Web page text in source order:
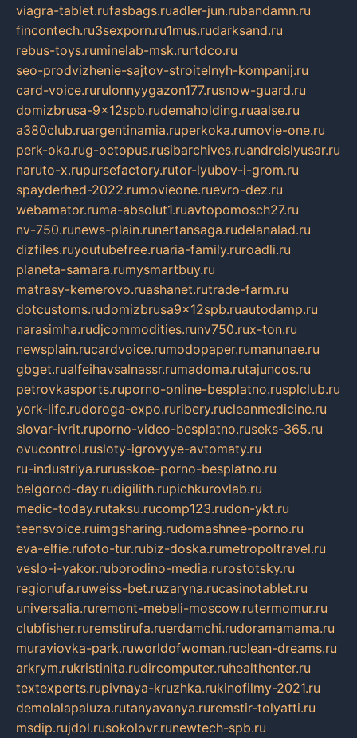
viagra-tablet.rufasbags.ruadler-jun.rubandamn.ru
fincontech.ru3sexporn.ru1mus.rudarksand.ru
rebus-toys.ruminelab-msk.rurtdco.ru
seo-prodvizhenie-sajtov-stroitelnyh-kompanij.ru
card-voice.rurulonnyygazon177.rusnow-guard.ru
domizbrusa-9x12spb.rudemaholding.ruaalse.ru
a380club.ruargentinamia.ruperkoka.rumovie-one.ru
perk-oka.rug-octopus.rusibarchives.ruandreislyusar.ru
naruto-x.rupursefactory.rutor-lyubov-i-grom.ru
spayderhed-2022.rumovieone.ruevro-dez.ru
webamator.ruma-absolut1.ruavtopomosch27.ru
nv-750.runews-plain.runertansaga.rudelanalad.ru
dizfiles.ruyoutubefree.ruaria-family.ruroadli.ru
planeta-samara.rumysmartbuy.ru
matrasy-kemerovo.ruashanet.rutrade-farm.ru
dotcustoms.rudomizbrusa9x12spb.ruautodamp.ru
narasimha.rudjcommodities.runv750.rux-ton.ru
newsplain.rucardvoice.rumodopaper.rumanunae.ru
gbget.rualfeihavsalnassr.rumadoma.rutajuncos.ru
petrovkasports.ruporno-online-besplatno.rusplclub.ru
york-life.rudoroga-expo.ruribery.rucleanmedicine.ru
slovar-ivrit.ruporno-video-besplatno.ruseks-365.ru
ovucontrol.rusloty-igrovyye-avtomaty.ru
ru-industriya.rurusskoe-porno-besplatno.ru
belgorod-day.rudigilith.rupichkurovlab.ru
medic-today.rutaksu.rucomp123.rudon-ykt.ru
teensvoice.ruimgsharing.rudomashnee-porno.ru
eva-elfie.rufoto-tur.rubiz-doska.rumetropoltravel.ru
veslo-i-yakor.ruborodino-media.rurostotsky.ru
regionufa.ruweiss-bet.ruzaryna.rucasinotablet.ru
universalia.ruremont-mebeli-moscow.rutermomur.ru
clubfisher.ruremstirufa.ruerdamchi.rudoramamama.ru
muraviovka-park.ruworldofwoman.ruclean-dreams.ru
arkrym.rukristinita.rudircomputer.ruhealthenter.ru
textexperts.rupivnaya-kruzhka.rukinofilmy-2021.ru
demolalapaluza.rutanyavanya.ruremstir-tolyatti.ru
msdip.rujdol.rusokolovr.runewtech-spb.ru